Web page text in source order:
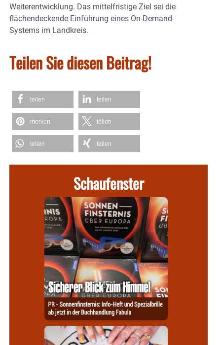
Weiterentwicklung. Das mittelfristige Ziel sei die
flächendeckende Einführung eines On-Demand-
Systems im Landkreis.
Teilen Sie diesen Beitrag!
teilen teilen
merken teilen
teilen teilen
Schaufenster